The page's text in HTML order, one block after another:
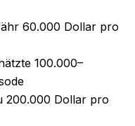
60.000 Dollar pro
100.000–
200.000 Dollar pro